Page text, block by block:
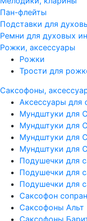
Пан-флейты
Подставки для
Ремни для духовых
Рожки, аксессуары
Рожки
Трости для
Саксофоны,
Аксессуары для
Мундштуки для
Мундштуки для
Мундштуки для
Мундштуки для
Подушечки для
Подушечки для
Подушечки для
Саксофон
Саксофоны Альт
Саксофоны